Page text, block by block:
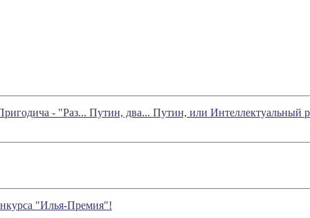
- "Раз... Путин, два... Путин, или Интеллектуальный
"Илья-Премия"!